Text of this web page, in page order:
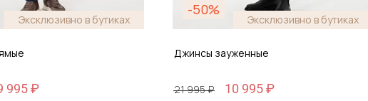
Эксклюзивно в бутиках
995 ₽
-50%
Эксклюзивно в бутиках
Джинсы зауженные
21 995 ₽ 10 995 ₽